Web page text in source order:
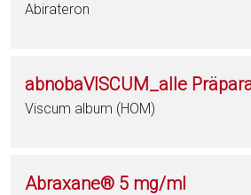
Abirateron
abnobaVISCUM_alle
Viscum album (HOM)
Abraxane® 5 mg/ml